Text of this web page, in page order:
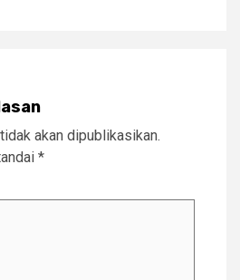
akan dipublikasikan.
*